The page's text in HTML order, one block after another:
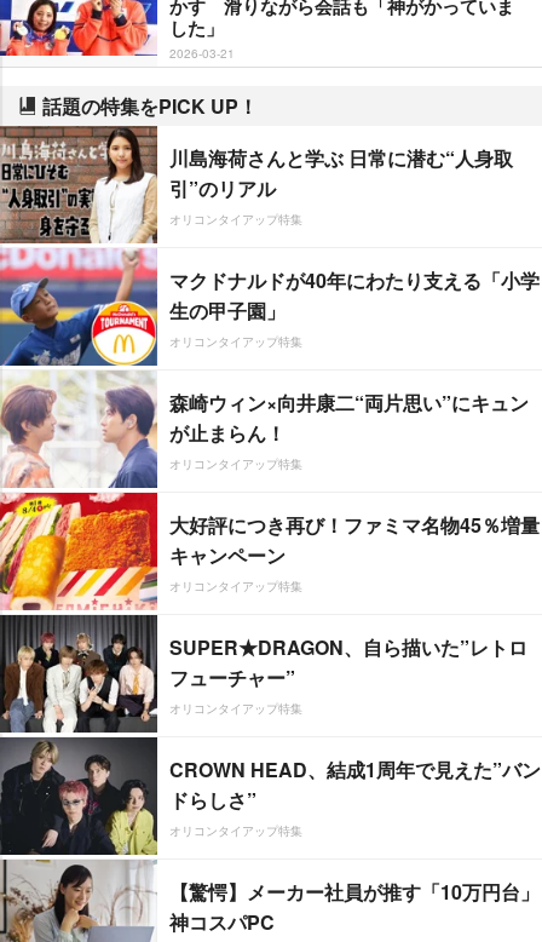
かす 滑りながら会話も「神がかっていま
した」
2026-03-21
話題の特集をPICK UP！
川島海荷さんと学ぶ 日常に潜む“人身取
引”のリアル
オリコンタイアップ特集
マクドナルドが40年にわたり支える「小学
生の甲子園」
オリコンタイアップ特集
森崎ウィン×向井康二“両片思い”にキュン
が止まらん！
オリコンタイアップ特集
大好評につき再び！ファミマ名物45％増量
キャンペーン
オリコンタイアップ特集
SUPER★DRAGON、自ら描いた”レトロ
フューチャー”
オリコンタイアップ特集
CROWN HEAD、結成1周年で見えた”バン
ドらしさ”
オリコンタイアップ特集
【驚愕】メーカー社員が推す「10万円台」
神コスパPC